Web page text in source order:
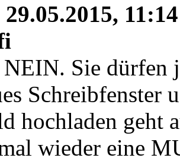
29.05.2015, 11:14
Sie dürfen
Schreibfenster
hochladen geht
wieder eine